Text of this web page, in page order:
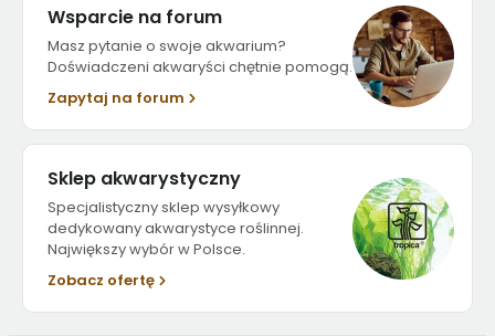
Wsparcie na forum
Masz pytanie o swoje akwarium?
Doświadczeni akwaryści chętnie pomogą.
Zapytaj na forum
Sklep akwarystyczny
Specjalistyczny sklep wysyłkowy
dedykowany akwarystyce roślinnej.
Największy wybór w Polsce.
Zobacz ofertę